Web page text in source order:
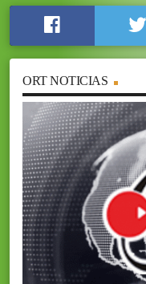
ORT NOTICIAS